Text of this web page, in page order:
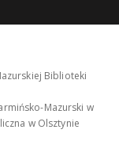
Biblioteki
Mazurski w
w Olsztynie